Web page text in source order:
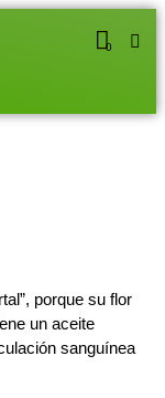
0
porque su flor
un aceite
sanguínea